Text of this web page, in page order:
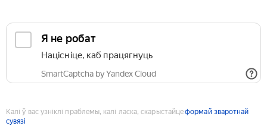
Я не робат
Націсніце, каб працягнуць
SmartCaptcha by Yandex Cloud
Калі ў вас узніклі праблемы, калі ласка, скарыстайцеформай зваротнай
сувязі